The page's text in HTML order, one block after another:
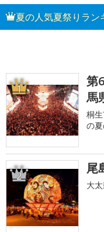
夏の人気夏祭りラン
1
第
馬
桐
の
2 尾
大